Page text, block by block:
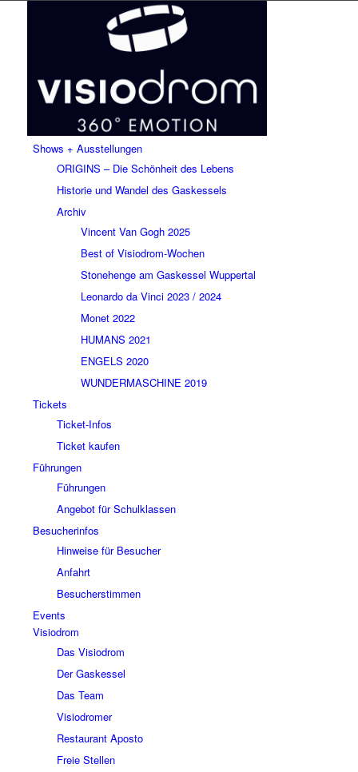
Shows + Ausstellungen
ORIGINS – Die Schönheit des Lebens
Historie und Wandel des Gaskessels
Archiv
Vincent Van Gogh 2025
Best of Visiodrom-Wochen
Stonehenge am Gaskessel Wuppertal
Leonardo da Vinci 2023 / 2024
Monet 2022
HUMANS 2021
ENGELS 2020
WUNDERMASCHINE 2019
Tickets
Ticket-Infos
Ticket kaufen
Führungen
Führungen
Angebot für Schulklassen
Besucherinfos
Hinweise für Besucher
Anfahrt
Besucherstimmen
Events
Visiodrom
Das Visiodrom
Der Gaskessel
Das Team
Visiodromer
Restaurant Aposto
Freie Stellen